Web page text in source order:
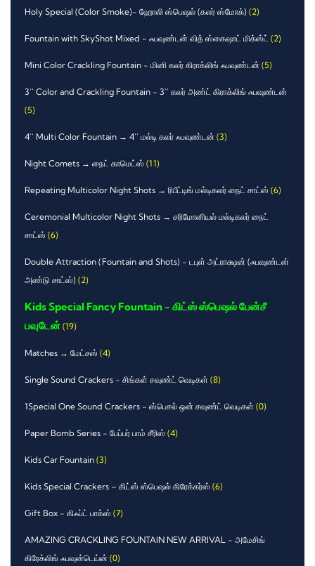
Holy Special (Color Smoke)- ஹோலி ஸ்பெஷல் (கலர் ஸ்மோக்) (2)
Fountain with SkyShot Mixed - ஃபவுண்டன் வித் ஸ்கைஷாட் மிக்ஸ்ட் (2)
Mini Color Crackling Fountain - மினி கலர் கிராக்லிங் ஃபவுண்டன் (5)
3`` Color and Crackling Fountain - 3`` கலர் அண்ட் கிராக்லிங் ஃபவுண்டன்
(5)
4`` Multi Color Fountain → 4`` மல்டி கலர் ஃபவுண்டன் (3)
Night Comets → நைட் காமெட்ஸ் (11)
Repeating Multicolor Night Shots → ரிபீட்டிங் மல்டிகலர் நைட் சாட்ஸ் (6)
Ceremonial Multicolor Night Shots → சரிமோனியல் மல்டிகலர் நைட்
சாட்ஸ் (6)
Double Attraction (Fountain and Shots) - டபுள் அட்ராக்ஷன் (ஃபவுண்டன்
அண்டு சாட்ஸ்) (2)
Kids Special Fancy Fountain - கிட்ஸ் ஸ்பெஷல் பேன்சீ
பவுடேன் (19)
Matches → மேட்சஸ் (4)
Single Sound Crackers - சிங்கள் சவுண்ட் வெடிகள் (8)
1Special One Sound Crackers - ஸ்பெசல் ஒன் சவுண்ட் வெடிகள் (0)
Paper Bomb Series - பேப்பர் பாம் சீரிஸ் (4)
Kids Car Fountain (3)
Kids Special Crackers – கிட்ஸ் ஸ்பெஷல் கிரேக்கர்ஸ் (6)
Gift Box - கிஃப்ட் பாக்ஸ் (7)
AMAZING CRACKLING FOUNTAIN NEW ARRIVAL - அமேசிங்
கிரேக்லிங் ஃபவுன்டெய்ன் (0)